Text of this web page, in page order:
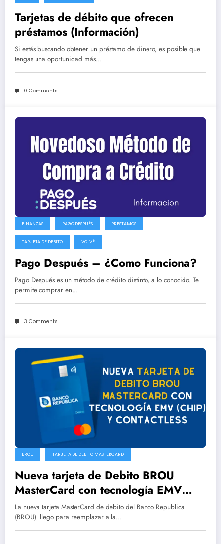
Tarjetas de débito que ofrecen
préstamos (Información)
Si estás buscando obtener un préstamo de dinero, es posible que
tengas una oportunidad más…
0 Comments
FINANZAS PAGO DESPUÉS PRESTAMOS
TARJETA DE DEBITO VOLVÉ
Pago Después – ¿Como Funciona?
Pago Después es un método de crédito distinto, a lo conocido. Te
permite comprar en…
3 Comments
BROU TARJETA DE DEBITO MASTERCARD
Nueva tarjeta de Debito BROU
MasterCard con tecnología EMV
(CHIP) y CONTACTLESS
La nueva tarjeta MasterCard de debito del Banco Republica
(BROU), llego para reemplazar a la…